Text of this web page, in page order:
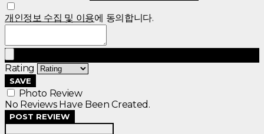
개인정보 수집 및 이용에 동의합니다.
Rating
SAVE
Photo Review
No Reviews Have Been Created.
POST REVIEW